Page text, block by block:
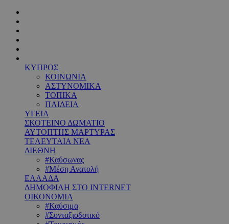
ΚΥΠΡΟΣ
ΚΟΙΝΩΝΙΑ
ΑΣΤΥΝΟΜΙΚΑ
ΤΟΠΙΚΑ
ΠΑΙΔΕΙΑ
ΥΓΕΙΑ
ΣΚΟΤΕΙΝΟ ΔΩΜΑΤΙΟ
ΑΥΤΟΠΤΗΣ ΜΑΡΤΥΡΑΣ
ΤΕΛΕΥΤΑΙΑ ΝΕΑ
ΔΙΕΘΝΗ
#Καύσωνας
#Μέση Ανατολή
ΕΛΛΑΔΑ
ΔΗΜΟΦΙΛΗ ΣΤΟ INTERNET
ΟΙΚΟΝΟΜΙΑ
#Καύσιμα
#Συνταξιοδοτικό